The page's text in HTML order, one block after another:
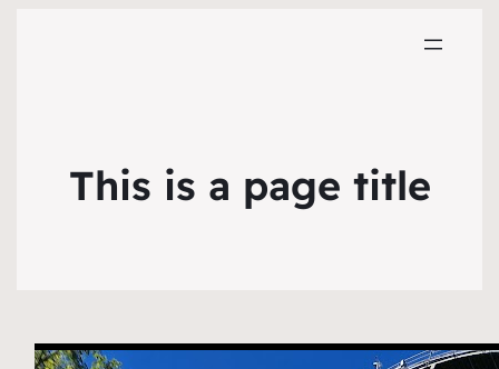
This is a page title